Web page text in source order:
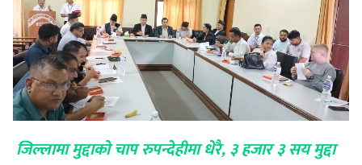
जिल्लामा मुद्दाको चाप रुपन्देहीमा धेरै, ३ हजार ३ सय मुद्दा